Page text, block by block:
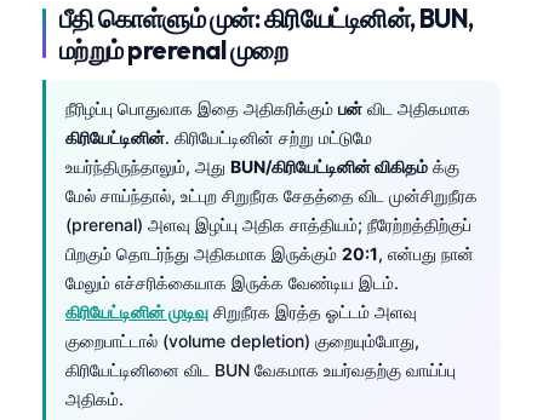
பீதி கொள்ளும் முன்: கிரியேட்டினின், BUN,
மற்றும் prerenal முறை
நீரிழப்பு பொதுவாக இதை அதிகரிக்கும் பன் விட அதிகமாக
கிரியேட்டினின். கிரியேட்டினின் சற்று மட்டுமே
உயர்ந்திருந்தாலும், அது BUN/கிரியேட்டினின் விகிதம் க்கு
மேல் சாய்ந்தால், உட்புற சிறுநீரக சேதத்தை விட முன்சிறுநீரக
(prerenal) அளவு இழப்பு அதிக சாத்தியம்; நீரேற்றத்திற்குப்
பிறகும் தொடர்ந்து அதிகமாக இருக்கும் 20:1, என்பது நான்
மேலும் எச்சரிக்கையாக இருக்க வேண்டிய இடம்.
கிரியேட்டினின் முடிவு சிறுநீரக இரத்த ஓட்டம் அளவு
குறைபாட்டால் (volume depletion) குறையும்போது,
கிரியேட்டினினை விட BUN வேகமாக உயர்வதற்கு வாய்ப்பு
அதிகம்.